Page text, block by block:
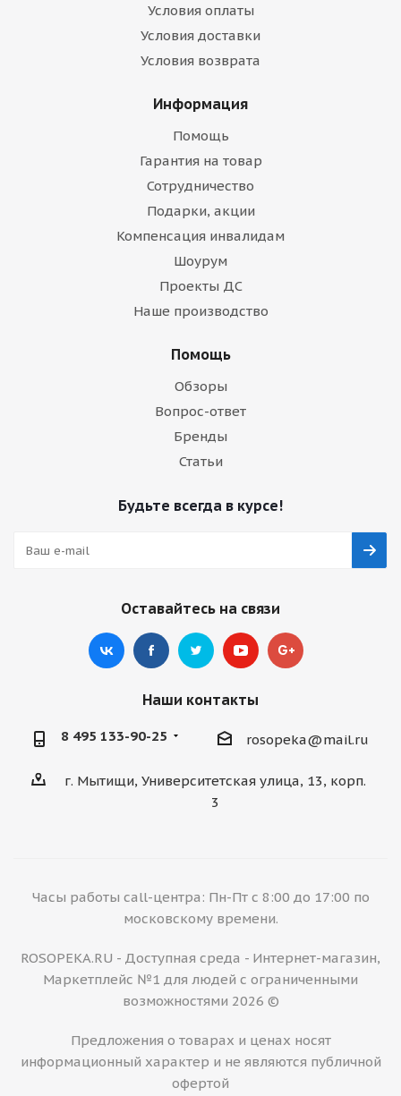
Условия оплаты
Условия доставки
Условия возврата
Информация
Помощь
Гарантия на товар
Сотрудничество
Подарки, акции
Компенсация инвалидам
Шоурум
Проекты ДС
Наше производство
Помощь
Обзоры
Вопрос-ответ
Бренды
Статьи
Будьте всегда в курсе!
Оставайтесь на связи
Наши контакты
8 495 133-90-25 rosopeka@mail.ru
г. Мытищи, Университетская улица, 13, корп.
3
Часы работы call-центра: Пн-Пт с 8:00 до 17:00 по
московскому времени.
ROSOPEKA.RU - Доступная среда - Интернет-магазин,
Маркетплейс №1 для людей с ограниченными
возможностями 2026 ©
Предложения о товарах и ценах носят
информационный характер и не являются публичной
офертой